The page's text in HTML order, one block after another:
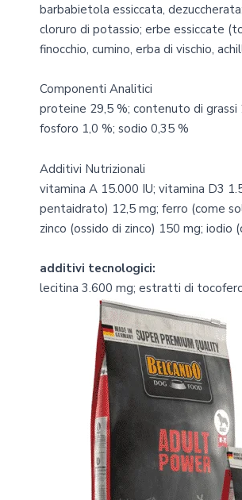
barbabietola essiccata,
cloruro di potassio; erbe essiccate
finocchio, cumino, erba di vischio,
Componenti Analitici
proteine 29,5 %; contenuto di grassi
fosforo 1,0 %; sodio 0,35 %
Additivi Nutrizionali
vitamina A 15.000 IU; vitamina D3
pentaidrato) 12,5 mg; ferro (come
zinco (ossido di zinco) 150 mg;
additivi tecnologici:
lecitina 3.600 mg; estratti di